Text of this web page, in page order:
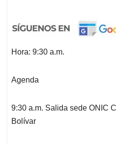
Hora: 9:30 a.m.
Agenda
9:30 a.m. Salida sede ONIC
Bolívar